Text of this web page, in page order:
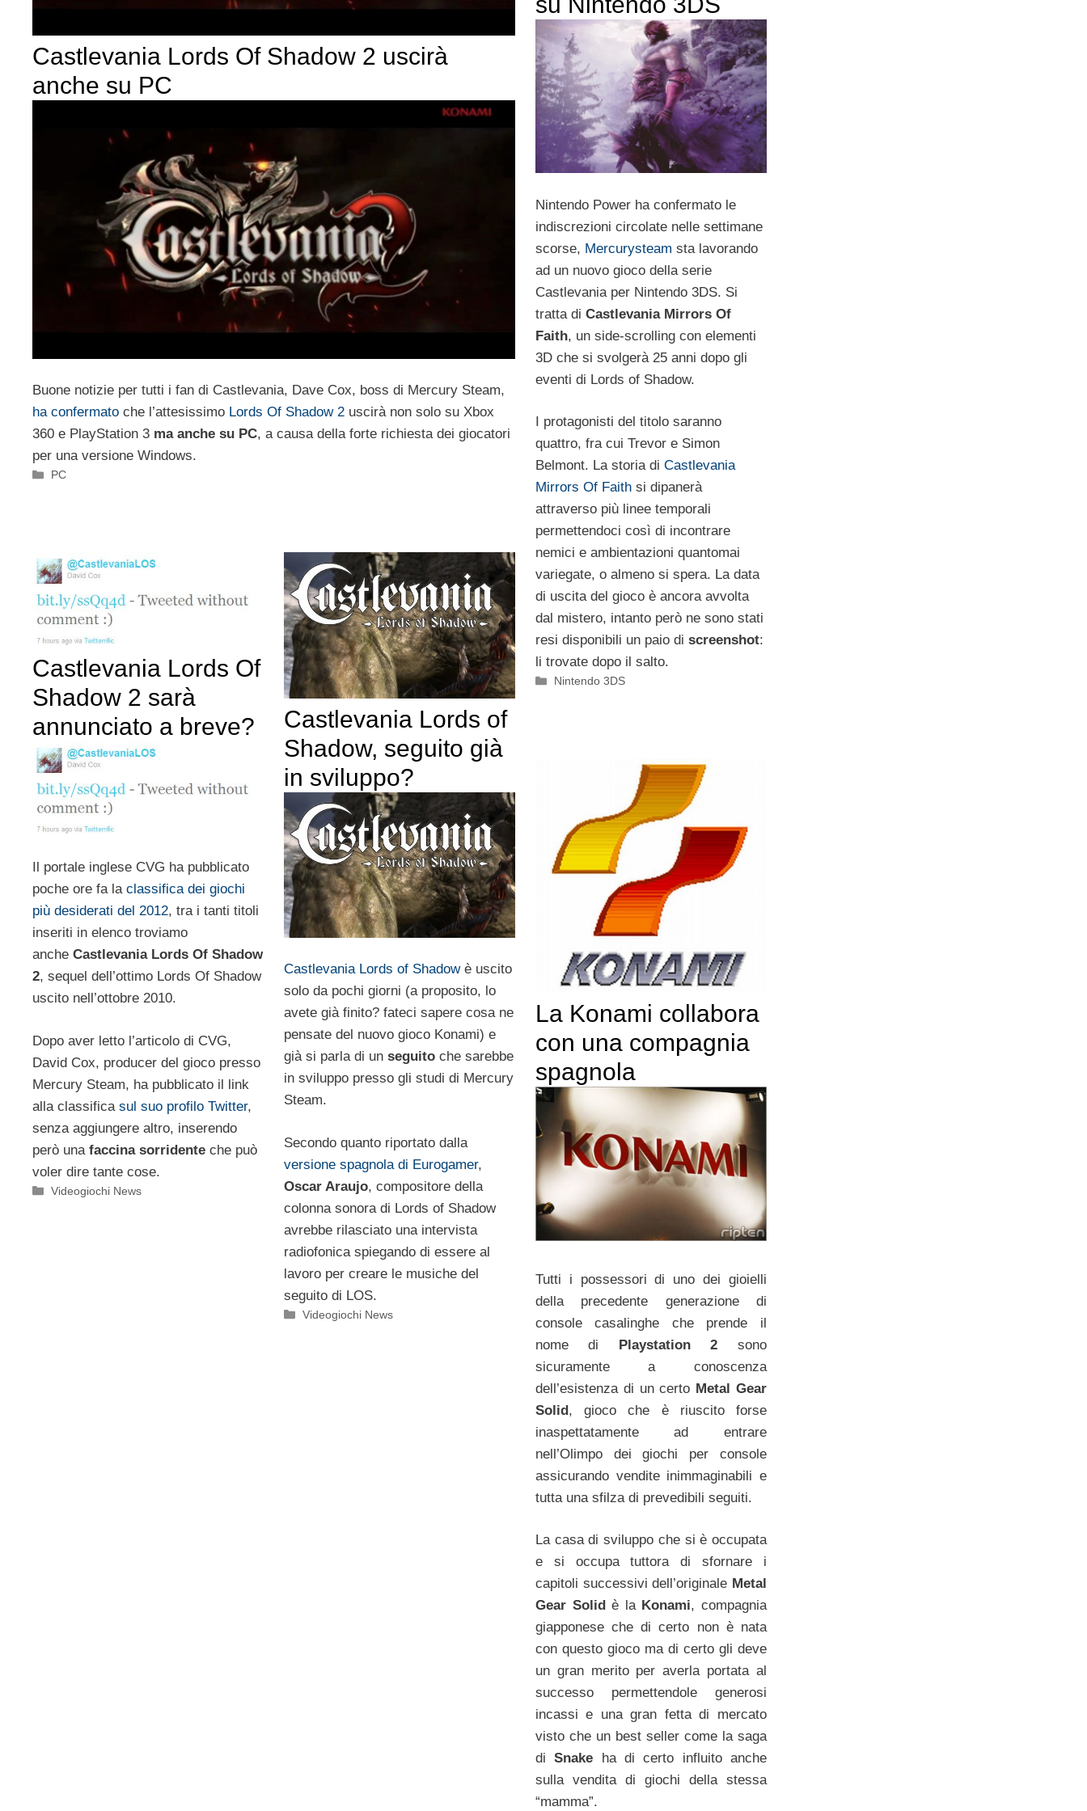
Castlevania Lords Of Shadow 2 uscirà
anche su PC
Buone notizie per tutti i fan di Castlevania, Dave Cox, boss di Mercury Steam,
ha confermato che l’attesissimo Lords Of Shadow 2 uscirà non solo su Xbox
360 e PlayStation 3 ma anche su PC, a causa della forte richiesta dei giocatori
per una versione Windows.
Categorie
PC
Nintendo Power ha confermato le
indiscrezioni circolate nelle settimane
scorse, Mercurysteam sta lavorando
ad un nuovo gioco della serie
Castlevania per Nintendo 3DS. Si
tratta di Castlevania Mirrors Of
Faith, un side-scrolling con elementi
3D che si svolgerà 25 anni dopo gli
eventi di Lords of Shadow.
I protagonisti del titolo saranno
quattro, fra cui Trevor e Simon
Belmont. La storia di Castlevania
Mirrors Of Faithsi dipanerà
attraverso più linee temporali
permettendoci così di incontrare
nemici e ambientazioni quantomai
variegate, o almeno si spera. La data
di uscita del gioco è ancora avvolta
dal mistero, intanto però ne sono stati
resi disponibili un paio di screenshot:
li trovate dopo il salto.
Categorie
Nintendo 3DS
Castlevania Lords Of
Shadow 2 sarà
annunciato a breve?
Il portale inglese CVG ha pubblicato
poche ore fa la classifica dei giochi
più desiderati del 2012, tra i tanti titoli
inseriti in elenco troviamo
anche Castlevania Lords Of Shadow
2, sequel dell’ottimo Lords Of Shadow
uscito nell’ottobre 2010.
Dopo aver letto l’articolo di CVG,
David Cox, producer del gioco presso
Mercury Steam, ha pubblicato il link
alla classifica sul suo profilo Twitter,
senza aggiungere altro, inserendo
però una faccina sorridente che può
voler dire tante cose.
Categorie
Videogiochi News
Castlevania Lords of
Shadow, seguito già
in sviluppo?
Castlevania Lords of Shadowè uscito
solo da pochi giorni (a proposito, lo
avete già finito? fateci sapere cosa ne
pensate del nuovo gioco Konami) e
già si parla di un seguitoche sarebbe
in sviluppo presso gli studi di Mercury
Steam.
Secondo quanto riportato dalla
versione spagnola di Eurogamer,
Oscar Araujo, compositore della
colonna sonora di Lords of Shadow
avrebbe rilasciato una intervista
radiofonica spiegando di essere al
lavoro per creare le musiche del
seguito di LOS.
Categorie
Videogiochi News
La Konami collabora
con una compagnia
spagnola
Tutti i possessori di uno dei gioielli
della precedente generazione di
console casalinghe che prende il
nome di Playstation 2 sono
sicuramente a conoscenza
dell’esistenza di un certo Metal Gear
Solid, gioco che è riuscito forse
inaspettatamente ad entrare
nell’Olimpo dei giochi per console
assicurando vendite inimmaginabili e
tutta una sfilza di prevedibili seguiti.
La casa di sviluppo che si è occupata
e si occupa tuttora di sfornare i
capitoli successivi dell’originale Metal
Gear Solidè la Konami, compagnia
giapponese che di certo non è nata
con questo gioco ma di certo gli deve
un gran merito per averla portata al
successo permettendole generosi
incassi e una gran fetta di mercato
visto che un best seller come la saga
diSnake ha di certo influito anche
sulla vendita di giochi della stessa
“mamma”.